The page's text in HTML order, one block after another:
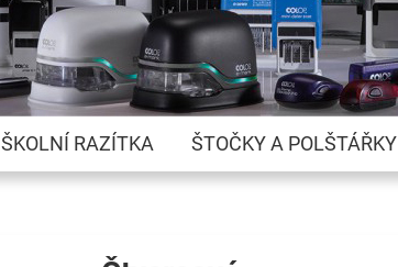
ŠKOLNÍ RAZÍTKA ŠTOČKY A POLŠTÁŘKY